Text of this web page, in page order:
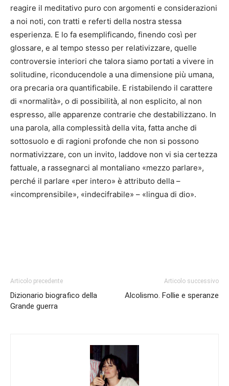
reagire il meditativo puro con argomenti e considerazioni
a noi noti, con tratti e referti della nostra stessa
esperienza. E lo fa esemplificando, finendo così per
glossare, e al tempo stesso per relativizzare, quelle
controversie interiori che talora siamo portati a vivere in
solitudine, riconducendole a una dimensione più umana,
ora precaria ora quantificabile. E ristabilendo il carattere
di «normalità», o di possibilità, al non esplicito, al non
espresso, alle apparenze contrarie che destabilizzano. In
una parola, alla complessità della vita, fatta anche di
sottosuolo e di ragioni profonde che non si possono
normativizzare, con un invito, laddove non vi sia certezza
fattuale, a rassegnarci al montaliano «mezzo parlare»,
perché il parlare «per intero» è attributo della –
«incomprensibile», «indecifrabile» – «lingua di dio».
Articolo precedente
Dizionario biografico della
Grande guerra
Articolo successivo
Alcolismo. Follie e speranze